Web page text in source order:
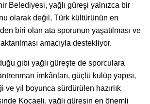
Belediyesi, yağlı güreşi yalnızca bir
olarak değil, Türk kültürünün en
biri olan ata sporunun yaşatılması ve
amacıyla destekliyor.
gibi yağlı güreşte de sporculara
imkânları, güçlü kulüp yapısı,
ve yıl boyunca sürdürülen hazırlık
Kocaeli, yağlı güreşin en önemli